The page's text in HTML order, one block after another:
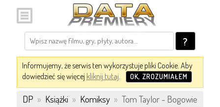
?
Informujemy, że serwis ten wykorzystuje pliki Cookie. Aby
dowiedzieć się więcej kliknij tutaj. OK, ZROZUMIAŁEM
DP » Książki » Komiksy » Tom Taylor - Bogowie